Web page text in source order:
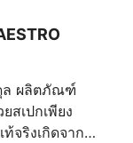
มร้อน อุปกรณ์
ากันได้จาก
ขวางช่วยลด
ช้
ทรัพยากรที่มี
ฑ์
สเปกเพียง
จริงเกิดจาก